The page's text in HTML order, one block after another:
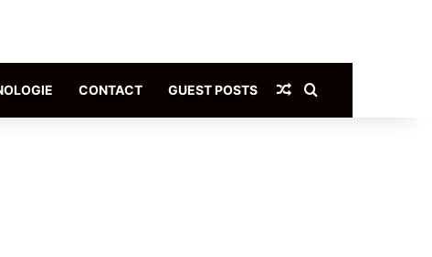
CONTACT GUEST POSTS Article Aléatoire